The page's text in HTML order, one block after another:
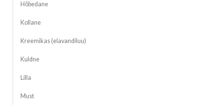
Hõbedane
Kollane
Kreemikas (elavandiluu)
Kuldne
Lilla
Must